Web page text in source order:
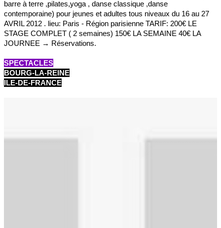
barre à terre ,pilates,yoga , danse classique ,danse
contemporaine) pour jeunes et adultes tous niveaux du 16 au 27
AVRIL 2012 . lieu: Paris - Région parisienne TARIF: 200€ LE
STAGE COMPLET ( 2 semaines) 150€ LA SEMAINE 40€ LA
JOURNEE → Réservations.
SPECTACLES
BOURG-LA-REINE
ILE-DE-FRANCE